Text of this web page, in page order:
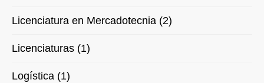
Licenciatura en Mercadotecnia (2)
Licenciaturas (1)
Logística (1)